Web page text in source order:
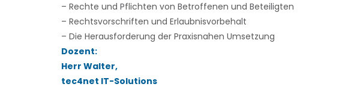
– Rechte und Pflichten von Betroffenen und Beteiligten
– Rechtsvorschriften und Erlaubnisvorbehalt
– Die Herausforderung der Praxisnahen Umsetzung
Dozent:
Herr Walter,
tec4net IT-Solutions